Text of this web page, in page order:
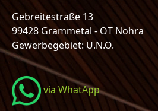
Gebreitestraße 13
99428 Grammetal - OT Nohra
Gewerbegebiet: U.N.O.
via WhatApp